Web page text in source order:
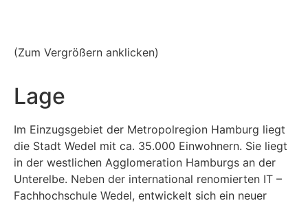
(Zum Vergrößern anklicken)
Lage
Im Einzugsgebiet der Metropolregion Hamburg liegt
die Stadt Wedel mit ca. 35.000 Einwohnern. Sie liegt
in der westlichen Agglomeration Hamburgs an der
Unterelbe. Neben der international renomierten IT –
Fachhochschule Wedel, entwickelt sich ein neuer